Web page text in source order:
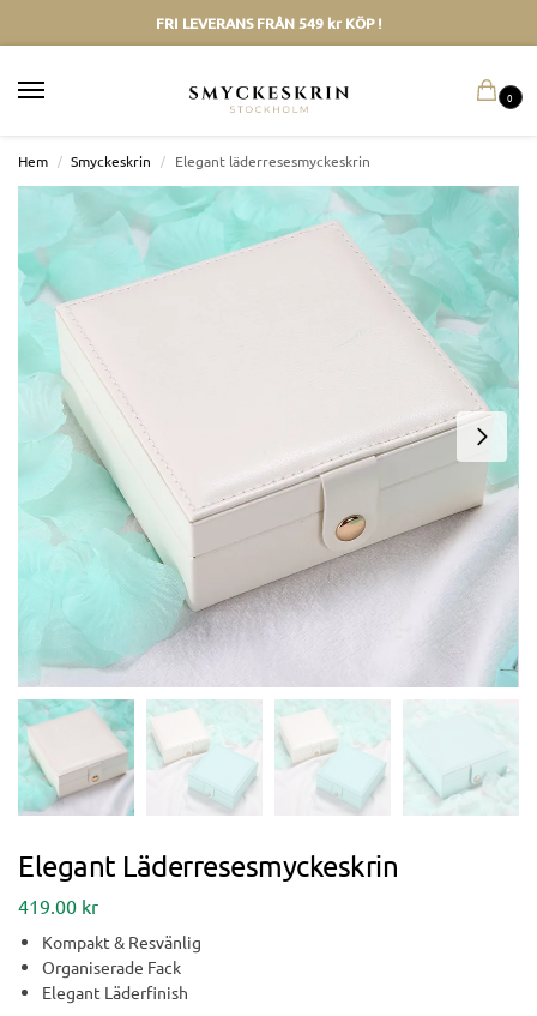
FRI LEVERANS FRÅN 549 kr KÖP !
0
Hem / Smyckeskrin / Elegant läderresesmyckeskrin
Elegant Läderresesmyckeskrin
419.00 kr
Kompakt & Resvänlig
Organiserade Fack
Elegant Läderfinish